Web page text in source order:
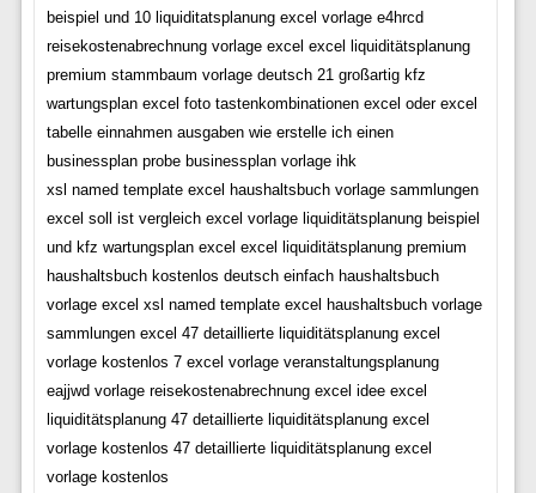
beispiel und 10 liquiditatsplanung excel vorlage e4hrcd
reisekostenabrechnung vorlage excel excel liquiditätsplanung
premium stammbaum vorlage deutsch 21 großartig kfz
wartungsplan excel foto tastenkombinationen excel oder excel
tabelle einnahmen ausgaben wie erstelle ich einen
businessplan probe businessplan vorlage ihk
xsl named template excel haushaltsbuch vorlage sammlungen
excel soll ist vergleich excel vorlage liquiditätsplanung beispiel
und kfz wartungsplan excel excel liquiditätsplanung premium
haushaltsbuch kostenlos deutsch einfach haushaltsbuch
vorlage excel xsl named template excel haushaltsbuch vorlage
sammlungen excel 47 detaillierte liquiditätsplanung excel
vorlage kostenlos 7 excel vorlage veranstaltungsplanung
eajjwd vorlage reisekostenabrechnung excel idee excel
liquiditätsplanung 47 detaillierte liquiditätsplanung excel
vorlage kostenlos 47 detaillierte liquiditätsplanung excel
vorlage kostenlos